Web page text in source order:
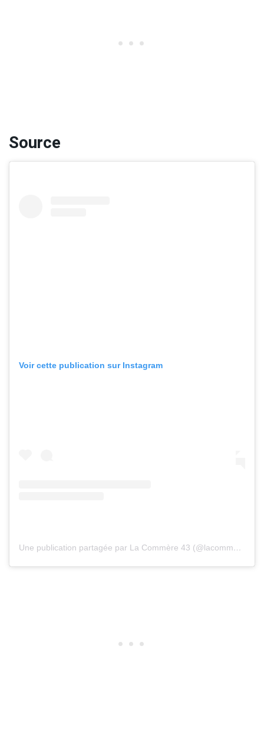
Source
Voir cette publication sur Instagram
Une publication partagée par La Commère 43 (@lacommere43)